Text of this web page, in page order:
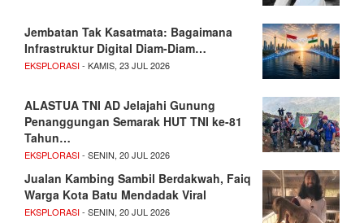
Jembatan Tak Kasatmata: Bagaimana
Infrastruktur Digital Diam-Diam…
EKSPLORASI- KAMIS, 23 JUL 2026
ALASTUA TNI AD Jelajahi Gunung
Penanggungan Semarak HUT TNI ke-81
Tahun…
EKSPLORASI- SENIN, 20 JUL 2026
Jualan Kambing Sambil Berdakwah, Faiq
Warga Kota Batu Mendadak Viral
EKSPLORASI- SENIN, 20 JUL 2026